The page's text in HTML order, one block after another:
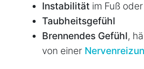
Instabilität im Fuß
Taubheitsgefühl
Brennendes Gefühl,
von einer